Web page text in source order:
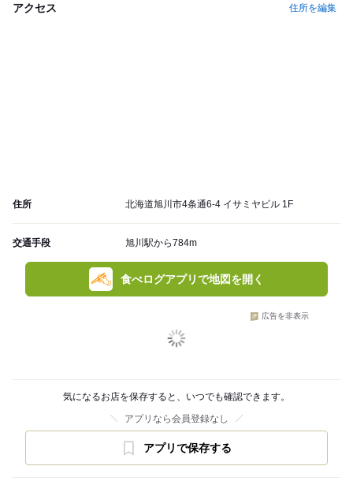
アクセス 住所を編集
住所 北海道旭川市4条通6-4 イサミヤビル 1F
交通手段 旭川駅から784m
食べログアプリで地図を開く
広告を非表示
気になるお店を保存すると、いつでも確認できます。
アプリなら会員登録なし
アプリで保存する